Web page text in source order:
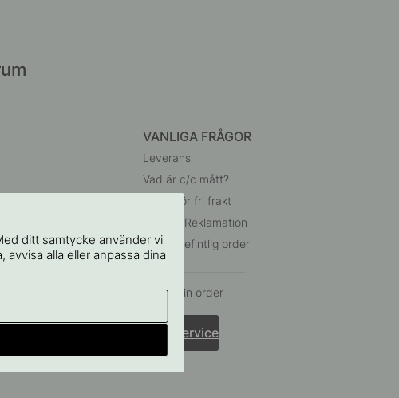
VANLIGA FRÅGOR
Leverans
Vad är c/c mått?
Villkor för fri frakt
Retur & Reklamation
Ändra befintlig order
Ångra din order
Kundservice
ditt samtycke använder vi
alla eller anpassa dina